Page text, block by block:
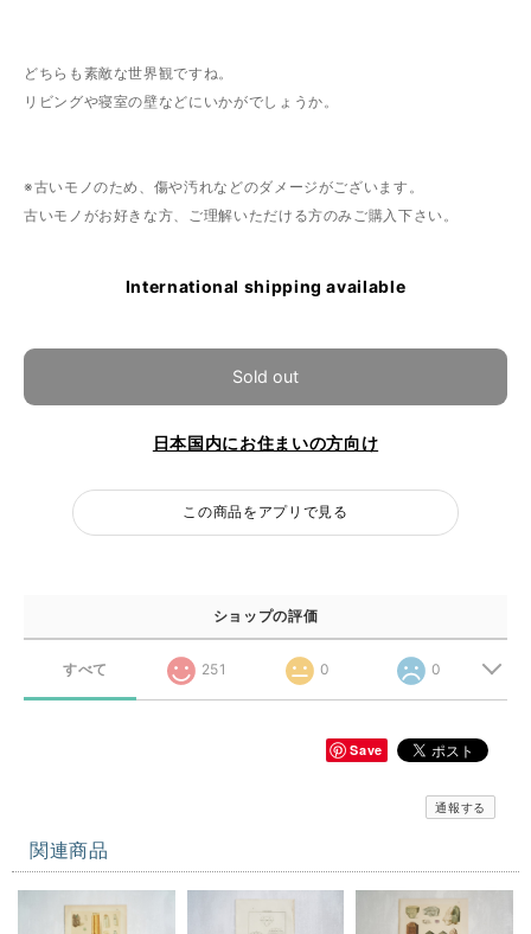
どちらも素敵な世界観ですね。
リビングや寝室の壁などにいかがでしょうか。
※古いモノのため、傷や汚れなどのダメージがございます。
古いモノがお好きな方、ご理解いただける方のみご購入下さい。
International shipping available
Sold out
日本国内にお住まいの方向け
この商品をアプリで見る
ショップの評価
すべて 251 0 0
Save
通報する
関連商品